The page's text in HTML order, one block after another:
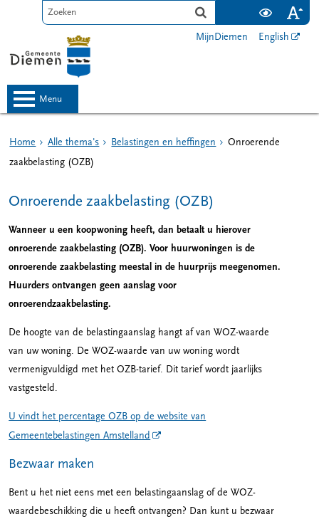
MijnDiemen English
menu
Home Alle thema's Belastingen en heffingen
Onroerende
zaakbelasting (OZB)
Onroerende zaakbelasting (OZB)
Wanneer u een koopwoning heeft, dan betaalt u hierover
onroerende zaakbelasting (OZB). Voor huurwoningen is de
onroerende zaakbelasting meestal in de huurprijs meegenomen.
Huurders ontvangen geen aanslag voor
onroerendzaakbelasting.
De hoogte van de belastingaanslag hangt af van WOZ-waarde
van uw woning. De WOZ-waarde van uw woning wordt
vermenigvuldigd met het OZB-tarief. Dit tarief wordt jaarlijks
vastgesteld.
U vindt het percentage OZB op de website van
Gemeentebelastingen Amstelland
Bezwaar maken
Bent u het niet eens met een belastingaanslag of de WOZ-
waardebeschikking die u heeft ontvangen? Dan kunt u bezwaar